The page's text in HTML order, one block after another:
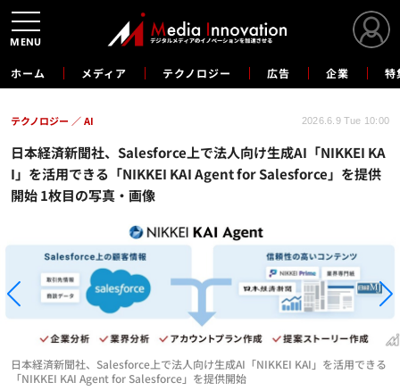
ホーム メディア テクノロジー 広告 企業 特
日本経済新聞社、Salesforce上で法人向け生成AI「NIKKEI KA
I」を活用できる「NIKKEI KAI Agent for Salesforce」を提供
開始 1枚目の写真・画像
テクノロジー AI 2026.6.9 Tue 10:00
日本経済新聞社、Salesforce上で法人向け生成AI「NIKKEI KAI」を活用できる
「NIKKEI KAI Agent for Salesforce」を提供開始
MENU